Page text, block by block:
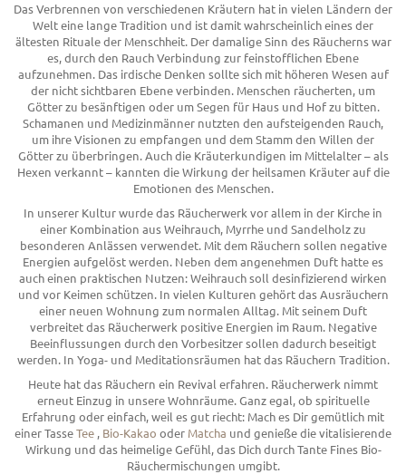
Das Verbrennen von verschiedenen Kräutern hat in vielen Ländern der
Welt eine lange Tradition und ist damit wahrscheinlich eines der
ältesten Rituale der Menschheit. Der damalige Sinn des Räucherns war
es, durch den Rauch Verbindung zur feinstofflichen Ebene
aufzunehmen. Das irdische Denken sollte sich mit höheren Wesen auf
der nicht sichtbaren Ebene verbinden. Menschen räucherten, um
Götter zu besänftigen oder um Segen für Haus und Hof zu bitten.
Schamanen und Medizinmänner nutzten den aufsteigenden Rauch,
um ihre Visionen zu empfangen und dem Stamm den Willen der
Götter zu überbringen. Auch die Kräuterkundigen im Mittelalter – als
Hexen verkannt – kannten die Wirkung der heilsamen Kräuter auf die
Emotionen des Menschen.
In unserer Kultur wurde das Räucherwerk vor allem in der Kirche in
einer Kombination aus Weihrauch, Myrrhe und Sandelholz zu
besonderen Anlässen verwendet. Mit dem Räuchern sollen negative
Energien aufgelöst werden. Neben dem angenehmen Duft hatte es
auch einen praktischen Nutzen: Weihrauch soll desinfizierend wirken
und vor Keimen schützen. In vielen Kulturen gehört das Ausräuchern
einer neuen Wohnung zum normalen Alltag. Mit seinem Duft
verbreitet das Räucherwerk positive Energien im Raum. Negative
Beeinflussungen durch den Vorbesitzer sollen dadurch beseitigt
werden. In Yoga- und Meditationsräumen hat das Räuchern Tradition.
Heute hat das Räuchern ein Revival erfahren. Räucherwerk nimmt
erneut Einzug in unsere Wohnräume. Ganz egal, ob spirituelle
Erfahrung oder einfach, weil es gut riecht: Mach es Dir gemütlich mit
einer TasseTee , Bio-Kakao oder Matcha und genieße die vitalisierende
Wirkung und das heimelige Gefühl, das Dich durch Tante Fines Bio-
Räuchermischungen umgibt.